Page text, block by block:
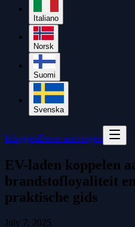
Italiano
Norsk
Suomi
Svenska
InloggenDemo aanvragen
EV-laden koppelen
brandstofloyaliteit
praktische gids
July 7, 2025